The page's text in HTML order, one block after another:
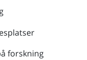
forskning